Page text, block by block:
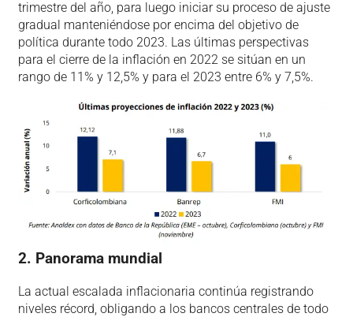
trimestre del año, para luego iniciar su proceso de ajuste
gradual manteniéndose por encima del objetivo de
política durante todo 2023. Las últimas perspectivas
para el cierre de la inflación en 2022 se sitúan en un
rango de 11% y 12,5% y para el 2023 entre 6% y 7,5%.
2. Panorama mundial
La actual escalada inflacionaria continúa registrando
niveles récord, obligando a los bancos centrales de todo